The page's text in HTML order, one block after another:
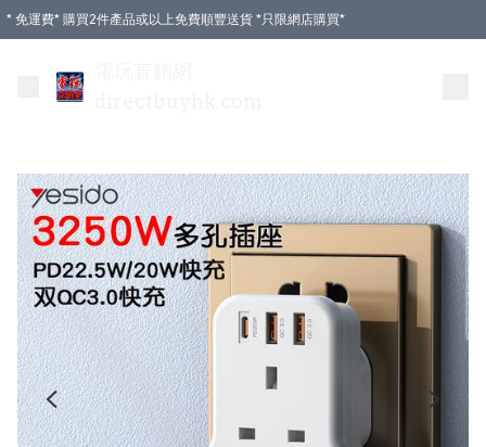
* 免運費* 購買2件產品或以上免費順豐送貨 *只限網店購買*